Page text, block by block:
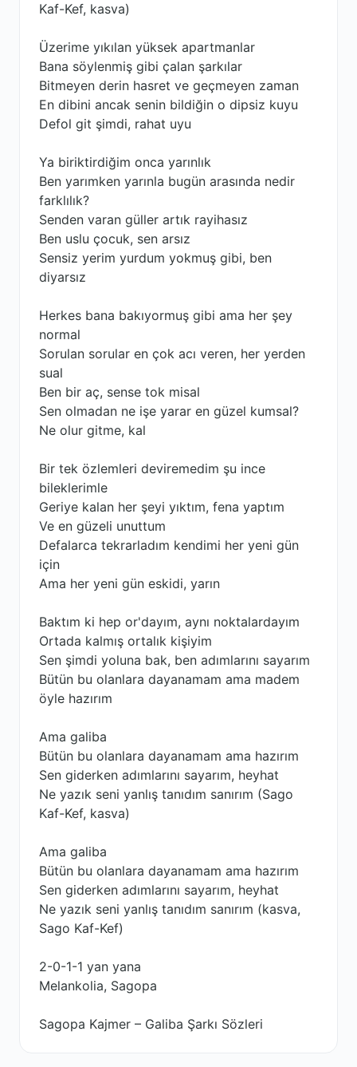
Kaf-Kef, kasva)
Üzerime yıkılan yüksek apartmanlar
Bana söylenmiş gibi çalan şarkılar
Bitmeyen derin hasret ve geçmeyen zaman
En dibini ancak senin bildiğin o dipsiz kuyu
Defol git şimdi, rahat uyu
Ya biriktirdiğim onca yarınlık
Ben yarımken yarınla bugün arasında nedir
farklılık?
Senden varan güller artık rayihasız
Ben uslu çocuk, sen arsız
Sensiz yerim yurdum yokmuş gibi, ben
diyarsız
Herkes bana bakıyormuş gibi ama her şey
normal
Sorulan sorular en çok acı veren, her yerden
sual
Ben bir aç, sense tok misal
Sen olmadan ne işe yarar en güzel kumsal?
Ne olur gitme, kal
Bir tek özlemleri deviremedim şu ince
bileklerimle
Geriye kalan her şeyi yıktım, fena yaptım
Ve en güzeli unuttum
Defalarca tekrаrladım kendimi her yeni gün
için
Ama her yeni gün eskidi, yarın
Baktım ki hep or'dayım, aynı noktalardayım
Ortada kalmış ortalık kişiyim
Sen şimdi yoluna bak, ben adımlarını sayarım
Bütün bu olanlara dayanamam ama madem
öyle hazırım
Ama galiba
Bütün bu olanlara dayanamam ama hazırım
Sen giderken adımlarını sayarım, heyhat
Ne yazık seni yanlış tanıdım sanırım (Sago
Kaf-Kef, kasva)
Ama galiba
Bütün bu olanlara dayanamam ama hazırım
Sen giderken adımlarını sayarım, heyhat
Ne yazık seni yanlış tanıdım sanırım (kasva,
Sago Kaf-Kef)
2-0-1-1 yan yana
Melankolia, Sagopa
Sagopa Kajmer – Galiba Şarkı Sözleri